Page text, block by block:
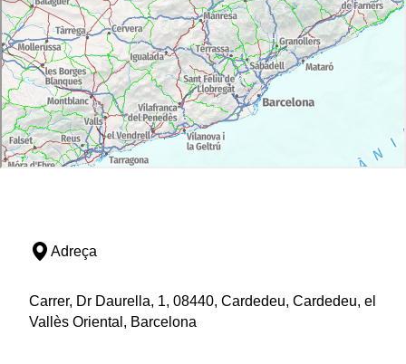
Adreça
Carrer, Dr Daurella, 1, 08440, Cardedeu, Cardedeu, el
Vallès Oriental, Barcelona